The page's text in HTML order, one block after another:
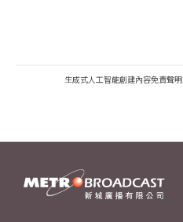
生成式人工智能創建內容免責聲明